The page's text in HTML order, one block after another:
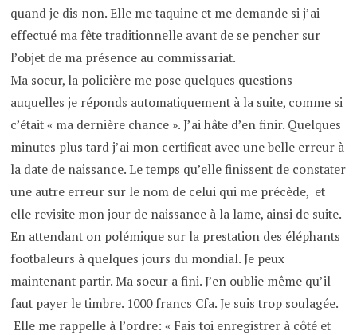
quand je dis non. Elle me taquine et me demande si j’ai
effectué ma fête traditionnelle avant de se pencher sur
l’objet de ma présence au commissariat.
Ma soeur, la policière me pose quelques questions
auquelles je réponds automatiquement à la suite, comme si
c’était « ma dernière chance ». J’ai hâte d’en finir. Quelques
minutes plus tard j’ai mon certificat avec une belle erreur à
la date de naissance. Le temps qu’elle finissent de constater
une autre erreur sur le nom de celui qui me précède, et
elle revisite mon jour de naissance à la lame, ainsi de suite.
En attendant on polémique sur la prestation des éléphants
footbaleurs à quelques jours du mondial. Je peux
maintenant partir. Ma soeur a fini. J’en oublie même qu’il
faut payer le timbre. 1000 francs Cfa. Je suis trop soulagée.
Elle me rappelle à l’ordre: « Fais toi enregistrer à côté et